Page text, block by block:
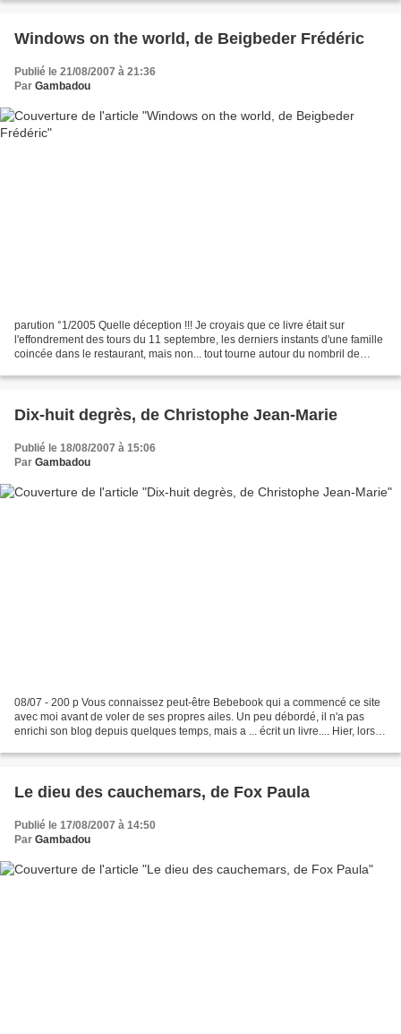
Windows on the world, de Beigbeder Frédéric
Publié le 21/08/2007 à 21:36
Par Gambadou
parution °1/2005 Quelle déception !!! Je croyais que ce livre était sur
l'effondrement des tours du 11 septembre, les derniers instants d'une famille
coincée dans le restaurant, mais non... tout tourne autour du nombril de
Dix-huit degrès, de Christophe Jean-Marie
Publié le 18/08/2007 à 15:06
Par Gambadou
08/07 - 200 p Vous connaissez peut-être Bebebook qui a commencé ce site
avec moi avant de voler de ses propres ailes. Un peu débordé, il n'a pas
enrichi son blog depuis quelques temps, mais a ... écrit un livre.... Hier, lors
Le dieu des cauchemars, de Fox Paula
Publié le 17/08/2007 à 14:50
Par Gambadou